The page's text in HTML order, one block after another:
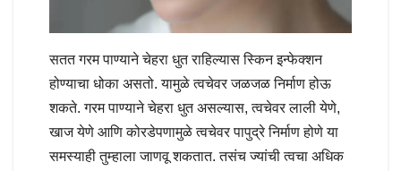
सतत गरम पाण्याने चेहरा धुत राहिल्यास स्किन इन्फेक्शन
होण्याचा धोका असतो. यामुळे त्वचेवर जळजळ निर्माण होऊ
शकते. गरम पाण्याने चेहरा धुत असल्यास, त्वचेवर लाली येणे,
खाज येणे आणि कोरडेपणामुळे त्वचेवर पापुद्रे निर्माण होणे या
समस्याही तुम्हाला जाणवू शकतात. तसंच ज्यांची त्वचा अधिक